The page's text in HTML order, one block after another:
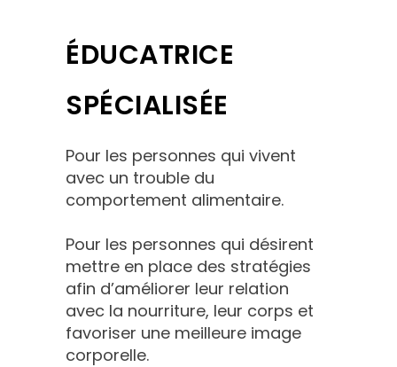
ÉDUCATRICE
SPÉCIALISÉE
Pour les personnes qui vivent
avec un trouble du
comportement alimentaire.
Pour les personnes qui désirent
mettre en place des stratégies
afin d’améliorer leur relation
avec la nourriture, leur corps et
favoriser une meilleure image
corporelle.